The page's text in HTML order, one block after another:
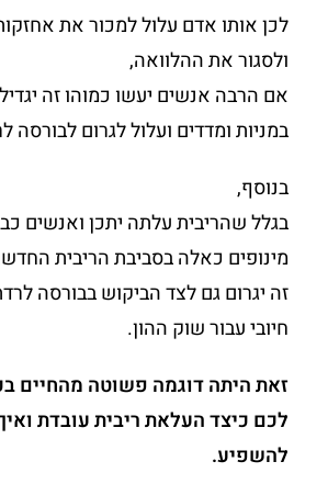
לכן אותו אדם עלול למכור את
ולסגור את ההלוואה,
אם הרבה אנשים יעשו כמוהו זה
במניות ומדדים ועלול לגרום לבורסה
בנוסף,
בגלל שהריבית עלתה יתכן ואנשים
מינופים כאלה בסביבת הריבית
זה יגרום גם לצד הביקוש בבורסה
חיובי עבור שוק ההון.
זאת היתה דוגמה פשוטה מהחיים
לכם כיצד העלאת ריבית עובדת
להשפיע.